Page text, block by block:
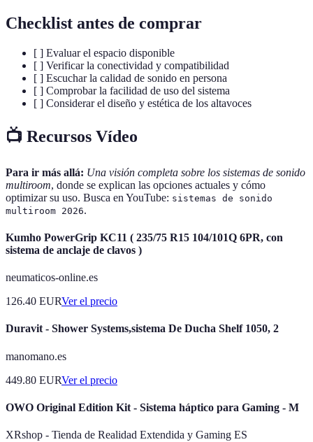
Checklist antes de comprar
[ ] Evaluar el espacio disponible
[ ] Verificar la conectividad y compatibilidad
[ ] Escuchar la calidad de sonido en persona
[ ] Comprobar la facilidad de uso del sistema
[ ] Considerar el diseño y estética de los altavoces
📺 Recursos Vídeo
Para ir más allá: Una visión completa sobre los sistemas de sonido
multiroom, donde se explican las opciones actuales y cómo
optimizar su uso. Busca en YouTube: sistemas de sonido
multiroom 2026.
Kumho PowerGrip KC11 ( 235/75 R15 104/101Q 6PR, con
sistema de anclaje de clavos )
neumaticos-online.es
126.40 EURVer el precio
Duravit - Shower Systems,sistema De Ducha Shelf 1050, 2
manomano.es
449.80 EURVer el precio
OWO Original Edition Kit - Sistema háptico para Gaming - M
XRshop - Tienda de Realidad Extendida y Gaming ES